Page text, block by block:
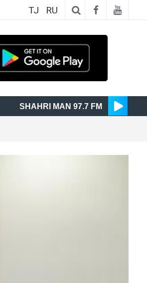
TJ RU
SHAHRI MAN 97.7 FM